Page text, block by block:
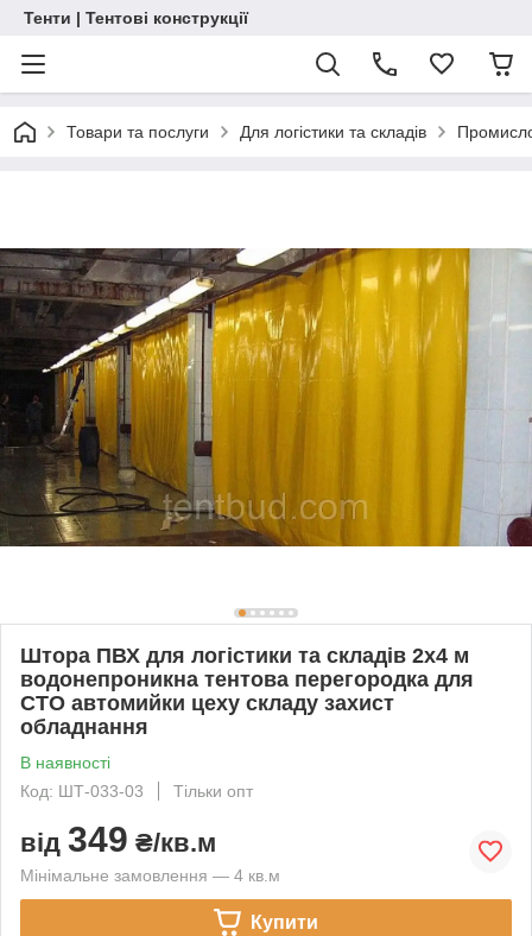
Тенти | Тентові конструкції
Товари та послуги Для логістики та складів
Штора ПВХ для логістики та складів 2x4 м
водонепроникна тентова перегородка для
СТО автомийки цеху складу захист
обладнання
В наявності
Код: ШТ-033-03
Тільки опт
від 349 ₴/кв.м
Мінімальне замовлення — 4 кв.м
Купити